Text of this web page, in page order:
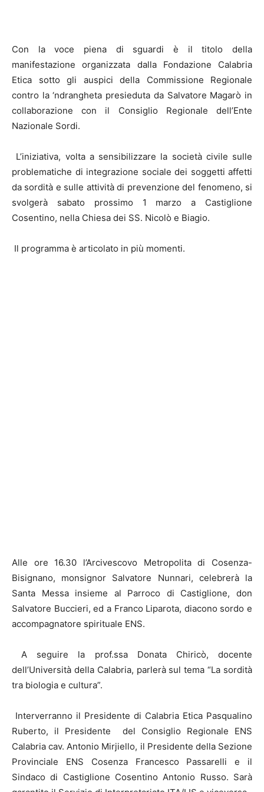
Con la voce piena di sguardi è il titolo della
manifestazione organizzata dalla Fondazione Calabria
Etica sotto gli auspici della Commissione Regionale
contro la ‘ndrangheta presieduta da Salvatore Magarò in
collaborazione con il Consiglio Regionale dell’Ente
Nazionale Sordi.
L’iniziativa, volta a sensibilizzare la società civile sulle
problematiche di integrazione sociale dei soggetti affetti
da sordità e sulle attività di prevenzione del fenomeno, si
svolgerà sabato prossimo 1 marzo a Castiglione
Cosentino, nella Chiesa dei SS. Nicolò e Biagio.
Il programma è articolato in più momenti.
Alle ore 16.30 l’Arcivescovo Metropolita di Cosenza-
Bisignano, monsignor Salvatore Nunnari, celebrerà la
Santa Messa insieme al Parroco di Castiglione, don
Salvatore Buccieri, ed a Franco Liparota, diacono sordo e
accompagnatore spirituale ENS.
A seguire la prof.ssa Donata Chiricò, docente
dell’Università della Calabria, parlerà sul tema “La sordità
tra biologia e cultura”.
Interverranno il Presidente di Calabria Etica Pasqualino
Ruberto, il Presidente del Consiglio Regionale ENS
Calabria cav. Antonio Mirjiello, il Presidente della Sezione
Provinciale ENS Cosenza Francesco Passarelli e il
Sindaco di Castiglione Cosentino Antonio Russo. Sarà